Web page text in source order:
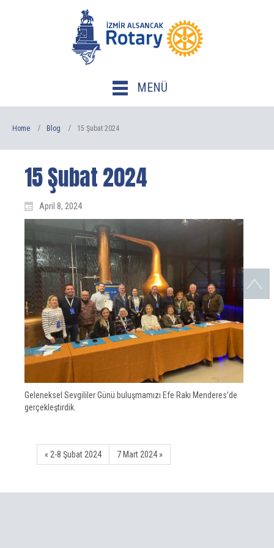
MENÜ
Home Blog 15 Şubat 2024
15 Şubat 2024
April 8, 2024
Geleneksel Sevgililer Günü buluşmamızı Efe Rakı Menderes’de
gerçekleştirdik.
« 2-8 Şubat 2024 7 Mart 2024 »